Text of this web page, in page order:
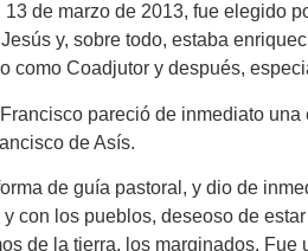
de marzo de 2013, fue elegido
y, sobre todo, estaba
como Coadjutor y después,
pareció de inmediato
de Asís.
de guía pastoral, y dio de
con los pueblos, deseoso de
de la tierra, los marginados.